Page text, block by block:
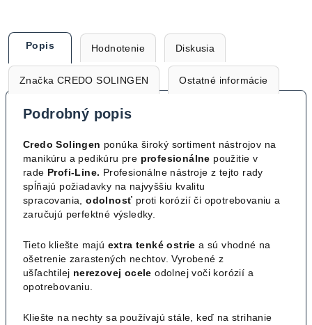
Popis Hodnotenie Diskusia
Značka CREDO SOLINGEN Ostatné informácie
Podrobný popis
Credo Solingen ponúka široký sortiment nástrojov na
manikúru a pedikúru pre profesionálne použitie v
rade Profi-Line. Profesionálne nástroje z tejto rady
spĺňajú požiadavky na najvyššiu kvalitu
spracovania,odolnosť proti korózií či opotrebovaniu a
zaručujú perfektné výsledky.
Tieto kliešte majú extratenké ostrie a sú vhodné na
ošetrenie zarastených nechtov. Vyrobené z
ušľachtilej nerezovej oceleodolnej voči korózií a
opotrebovaniu.
Kliešte na nechty sa používajú stále, keď na strihanie